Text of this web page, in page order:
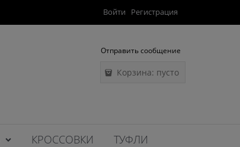
Войти Регистрация
Отправить сообщение
Корзина: пусто
КРОССОВКИ ТУФЛИ